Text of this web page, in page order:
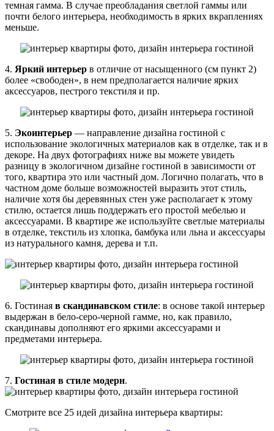
темная гамма. В случае преобладания светлой гаммы или
почти белого интерьера, необходимость в ярких вкраплениях
меньше.
4. Яркий интерьер в отличие от насыщенного (см пункт 2)
более «свободен», в нем предполагается наличие ярких
аксессуаров, пестрого текстиля и пр.
5. Экоинтерьер — направление дизайна гостиной с
использование экологичных материалов как в отделке, так и в
декоре. На двух фотографиях ниже вы можете увидеть
разницу в экологичном дизайне гостиной в зависимости от
того, квартира это или частный дом. Логично полагать, что в
частном доме больше возможностей выразить этот стиль,
наличие хотя бы деревянных стен уже располагает к этому
стилю, остается лишь поддержать его простой мебелью и
аксессуарами. В квартире же используйте светлые материалы
в отделке, текстиль из хлопка, бамбука или льна и аксессуары
из натурального камня, дерева и т.п.
6. Гостиная в скандинавском стиле: в основе такой интерьер
выдержан в бело-серо-черной гамме, но, как правило,
скандинавы дополняют его яркими аксессуарами и
предметами интерьера.
7. Гостиная в стиле модерн.
Смотрите все 25 идей дизайна интерьера квартиры: